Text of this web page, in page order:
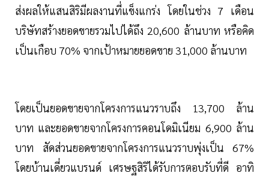
ส่งผลให้แสนสิริมีผลงานที่แข็งแกร่ง โดยในช่วง 7 เดือน
บริษัทสร้างยอดขายรวมไปได้ถึง 20,600 ล้านบาท หรือคิด
เป็นเกือบ 70% จากเป้าหมายยอดขาย 31,000 ล้านบาท
โดยเป็นยอดขายจากโครงการแนวราบถึง 13,700 ล้าน
บาท และยอดขายจากโครงการคอนโดมิเนียม 6,900 ล้าน
บาท สัดส่วนยอดขายจากโครงการแนวราบพุ่งเป็น 67%
โดยบ้านเดี่ยวแบรนด์ เศรษฐสิริได้รับการตอบรับที่ดี อาทิ